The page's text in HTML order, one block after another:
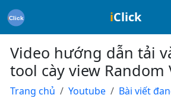
iClick
Video hướng dẫn tải
tool cày view Random
Trang chủ Youtube Bài viết